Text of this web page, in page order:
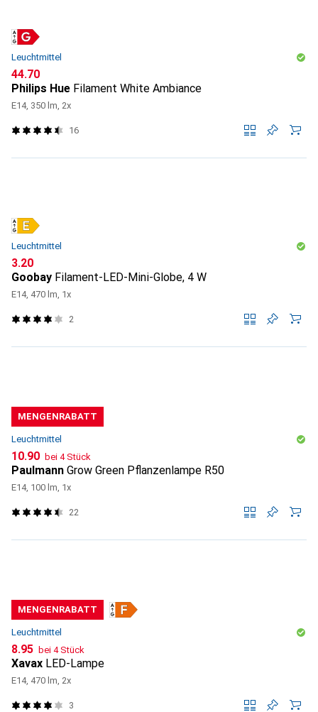
Leuchtmittel
CHF
44.70
Philips Hue Filament White Ambiance
E14, 350 lm, 2x
16
Leuchtmittel
CHF
3.20
Goobay Filament-LED-Mini-Globe, 4 W
E14, 470 lm, 1x
2
MENGENRABATT
Leuchtmittel
CHF
10.90 bei 4 Stück
Paulmann Grow Green Pflanzenlampe R50
E14, 100 lm, 1x
22
MENGENRABATT
Leuchtmittel
CHF
8.95 bei 4 Stück
Xavax LED-Lampe
E14, 470 lm, 2x
3